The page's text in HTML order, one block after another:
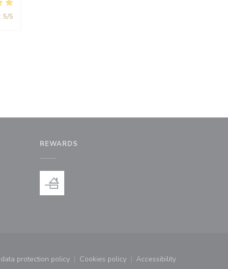
: 5/5
window))
REWARDS
protection policy
((opens in a new window))
Cookies policy
((opens in a new window))
Accessibility
((opens in a new